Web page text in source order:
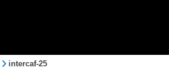
intercaf-25